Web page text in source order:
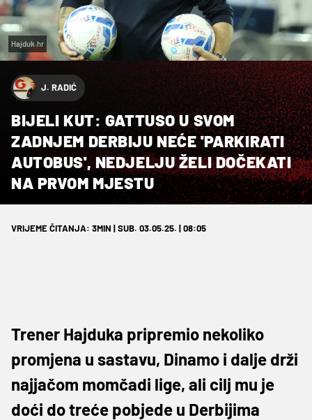
Hajduk.hr
J. RADIĆ
BIJELI KUT: GATTUSO U SVOM
ZADNJEM DERBIJU NEĆE 'PARKIRATI
AUTOBUS', NEDJELJU ŽELI DOČEKATI
NA PRVOM MJESTU
VRIJEME ČITANJA: 3MIN | SUB. 03.05.25. | 08:05
Trener Hajduka pripremio nekoliko
promjena u sastavu, Dinamo i dalje drži
najjačom momčadi lige, ali cilj mu je
doći do treće pobjede u Derbijima